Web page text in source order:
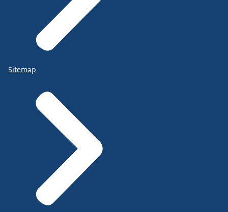
Sitemap